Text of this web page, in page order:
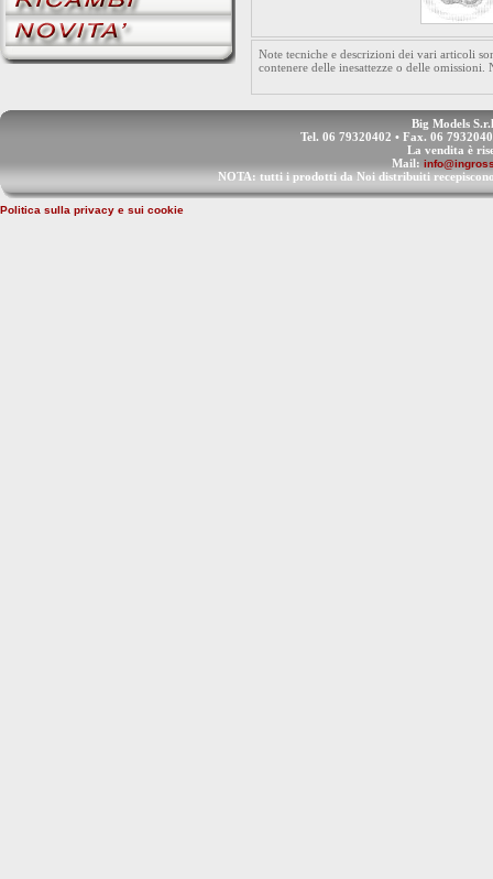
Note tecniche e descrizioni dei vari articoli
contenere delle inesattezze o delle
Big Models
Tel. 06 79320402 • Fax. 06
La vendita è
Mail:
NOTA: tutti i prodotti da Noi distribuiti
Politica sulla privacy e sui cookie